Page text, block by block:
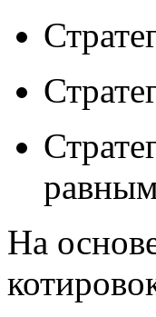
На